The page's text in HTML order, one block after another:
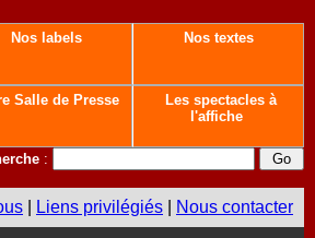
Nos labels Nos textes
Salle de Presse
Les spectacles à
l'affiche
:
Liens privilégiés Nous contacter